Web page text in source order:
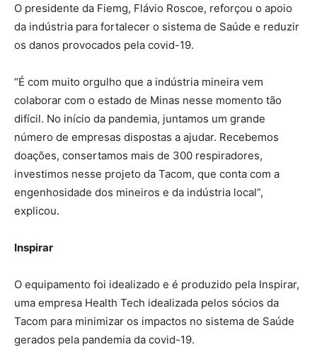
O presidente da Fiemg, Flávio Roscoe, reforçou o apoio
da indústria para fortalecer o sistema de Saúde e reduzir
os danos provocados pela covid-19.
“É com muito orgulho que a indústria mineira vem
colaborar com o estado de Minas nesse momento tão
difícil. No início da pandemia, juntamos um grande
número de empresas dispostas a ajudar. Recebemos
doações, consertamos mais de 300 respiradores,
investimos nesse projeto da Tacom, que conta com a
engenhosidade dos mineiros e da indústria local”,
explicou.
Inspirar
O equipamento foi idealizado e é produzido pela Inspirar,
uma empresa Health Tech idealizada pelos sócios da
Tacom para minimizar os impactos no sistema de Saúde
gerados pela pandemia da covid-19.